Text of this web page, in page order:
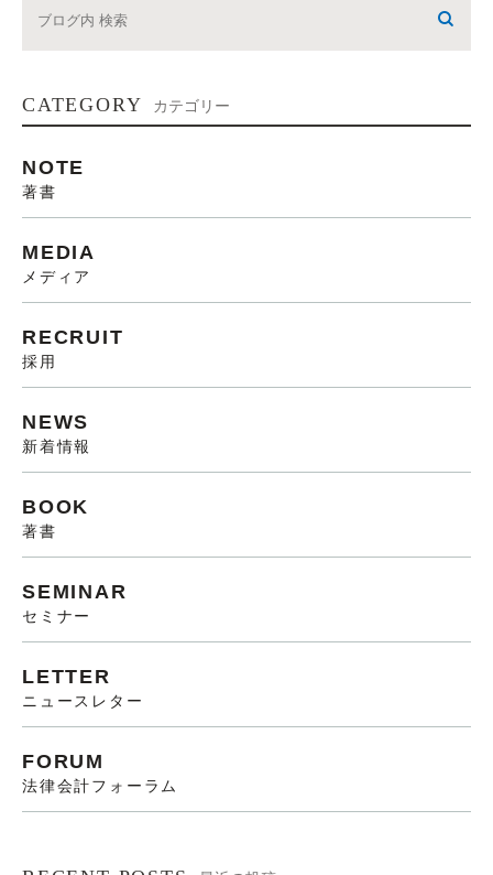
CATEGORY カテゴリー
NOTE
著書
MEDIA
メディア
RECRUIT
採用
NEWS
新着情報
BOOK
著書
SEMINAR
セミナー
LETTER
ニュースレター
FORUM
法律会計フォーラム